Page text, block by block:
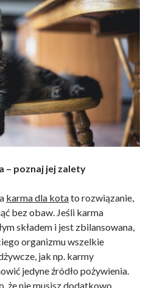
– poznaj jej zalety
karma dla kotato rozwiązanie,
bez obaw. Jeśli karma
składem i jest zbilansowana,
organizmu wszelkie
jak np. karmy
jedyne źródło pożywienia.
że nie musisz dodatkowo